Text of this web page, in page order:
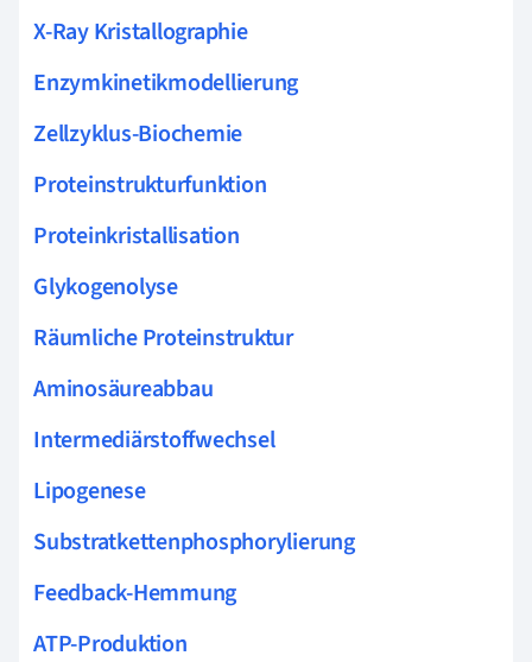
X-Ray Kristallographie
Enzymkinetikmodellierung
Zellzyklus-Biochemie
Proteinstrukturfunktion
Proteinkristallisation
Glykogenolyse
Räumliche Proteinstruktur
Aminosäureabbau
Intermediärstoffwechsel
Lipogenese
Substratkettenphosphorylierung
Feedback-Hemmung
ATP-Produktion